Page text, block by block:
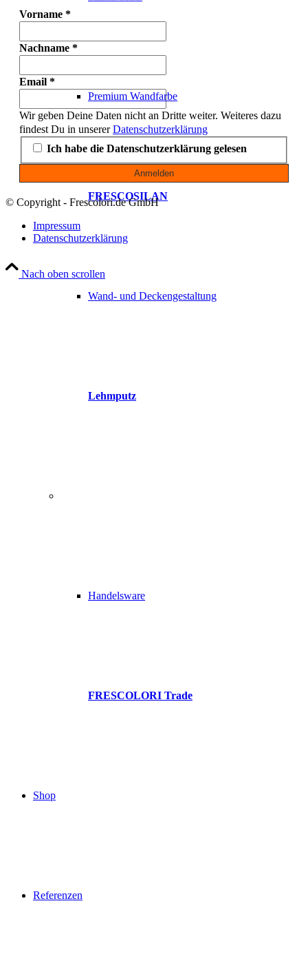
Premium Wandfarbe
FRESCOSILAN
Wand- und Deckengestaltung
Lehmputz
Handelsware
FRESCOLORI Trade
Shop
Referenzen
Vorname *
Nachname *
Email *
Wir geben Deine Daten nicht an Dritte weiter. Weiteres dazu
findest Du in unsererDatenschutzerklärung
Ich habe die Datenschutzerklärung gelesen
© Copyright - Frescolori.de GmbH
Impressum
Datenschutzerklärung
Nach oben scrollen